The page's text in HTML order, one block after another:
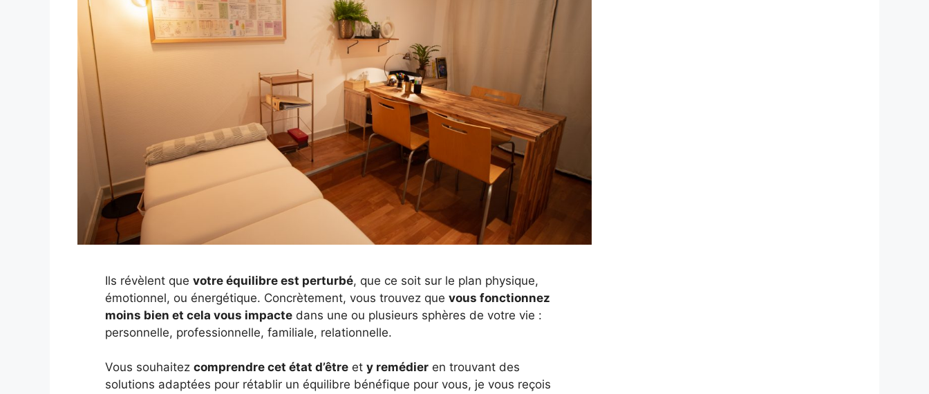
Ils révèlent que votre équilibre est perturbé, que ce soit sur le plan physique,
émotionnel, ou énergétique. Concrètement, vous trouvez que vous fonctionnez
moins bien et cela vous impacte dans une ou plusieurs sphères de votre vie :
personnelle, professionnelle, familiale, relationnelle.
Vous souhaitez comprendre cet état d’être et y remédier en trouvant des
solutions adaptées pour rétablir un équilibre bénéfique pour vous, je vous reçois